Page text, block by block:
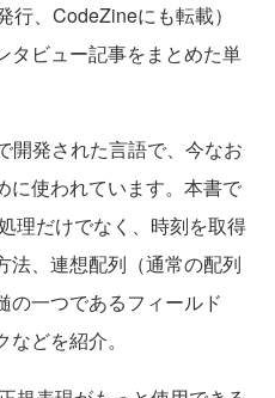
行、CodeZineにも転載）
タビュー記事をまとめた単
開発された言語で、今なお
に使われています。本書で
理だけでなく、時刻を取得
法、連想配列（通常の配列
の一つであるフィールド
どを紹介。